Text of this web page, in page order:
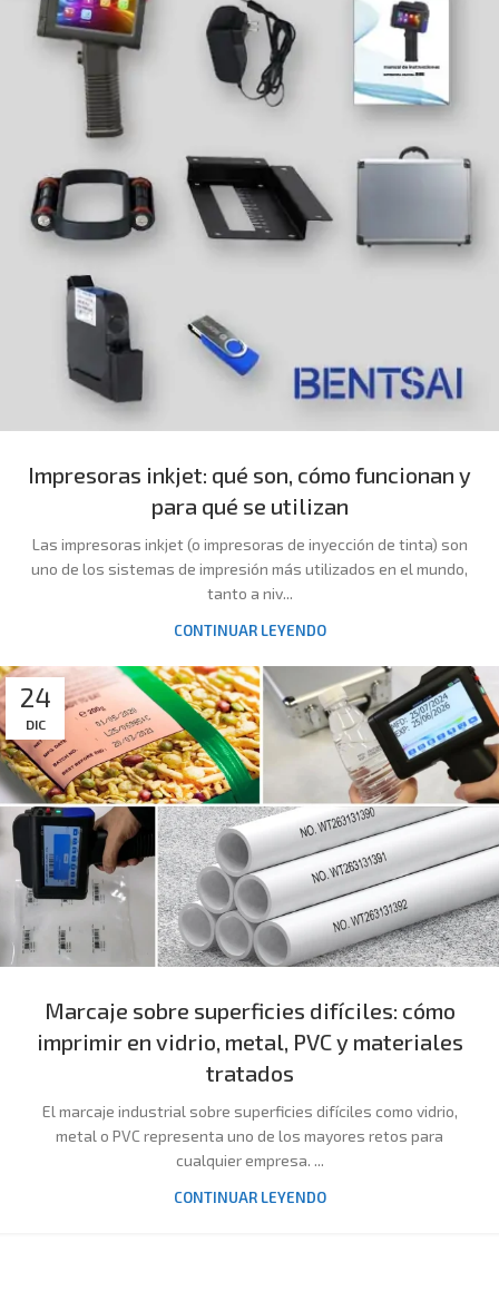
Impresoras inkjet: qué son, cómo funcionan y
para qué se utilizan
Las impresoras inkjet (o impresoras de inyección de tinta) son
uno de los sistemas de impresión más utilizados en el mundo,
tanto a niv...
CONTINUAR LEYENDO
24
DIC
Marcaje sobre superficies difíciles: cómo
imprimir en vidrio, metal, PVC y materiales
tratados
El marcaje industrial sobre superficies difíciles como vidrio,
metal o PVC representa uno de los mayores retos para
cualquier empresa. ...
CONTINUAR LEYENDO